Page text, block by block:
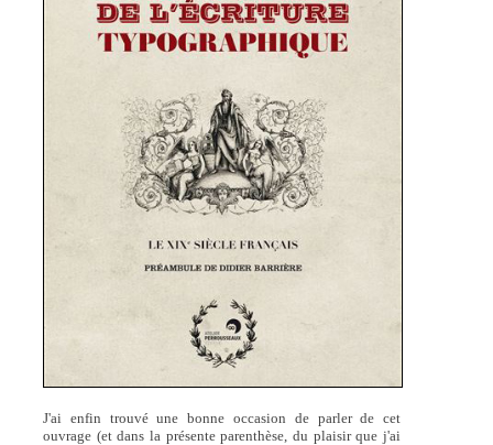
J'ai enfin trouvé une bonne occasion de parler de cet
ouvrage (et dans la présente parenthèse, du plaisir que j'ai